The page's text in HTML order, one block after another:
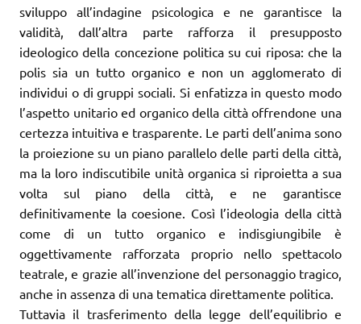
sviluppo all’indagine psicologica e ne garantisce la
validità, dall’altra parte rafforza il presupposto
ideologico della concezione politica su cui riposa: che la
polis sia un tutto organico e non un agglomerato di
individui o di gruppi sociali. Si enfatizza in questo modo
l’aspetto unitario ed organico della città offrendone una
certezza intuitiva e trasparente. Le parti dell’anima sono
la proiezione su un piano parallelo delle parti della città,
ma la loro indiscutibile unità organica si riproietta a sua
volta sul piano della città, e ne garantisce
definitivamente la coesione. Così l’ideologia della città
come di un tutto organico e indisgiungibile è
oggettivamente rafforzata proprio nello spettacolo
teatrale, e grazie all’invenzione del personaggio tragico,
anche in assenza di una tematica direttamente politica.
Tuttavia il trasferimento della legge dell’equilibrio e